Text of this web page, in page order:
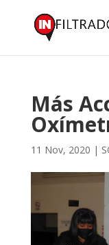
Más
11 Nov, 2020 |